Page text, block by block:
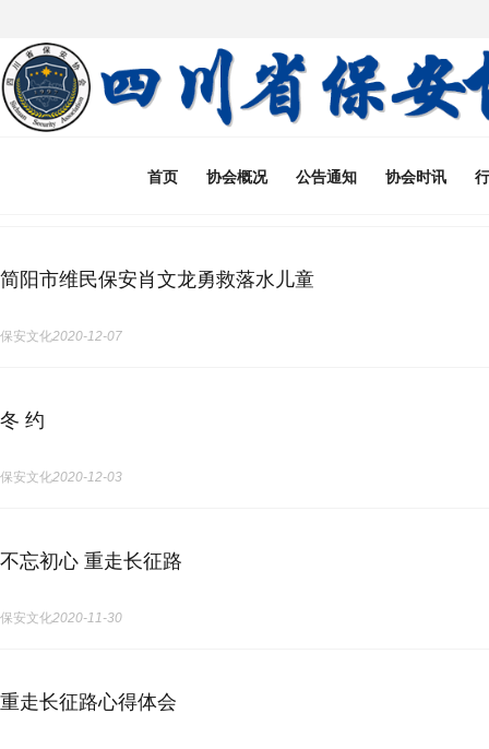
首页 协会概况 公告通知 协会时讯
简阳市维民保安肖文龙勇救落水儿童
保安文化2020-12-07
冬 约
保安文化2020-12-03
不忘初心 重走长征路
保安文化2020-11-30
重走长征路心得体会